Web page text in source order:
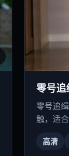
零号追
零号追
触，适
高清